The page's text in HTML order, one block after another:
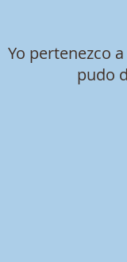
Yo pertenezco
pudo